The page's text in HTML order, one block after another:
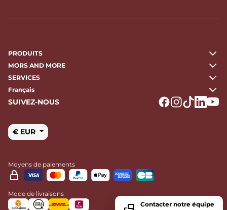
PRODUITS
MORS AND MORE
SERVICES
Français
SUIVEZ-NOUS
€ EUR
Moyens de paiements
Mode de livraisons
Contacter notre équipe